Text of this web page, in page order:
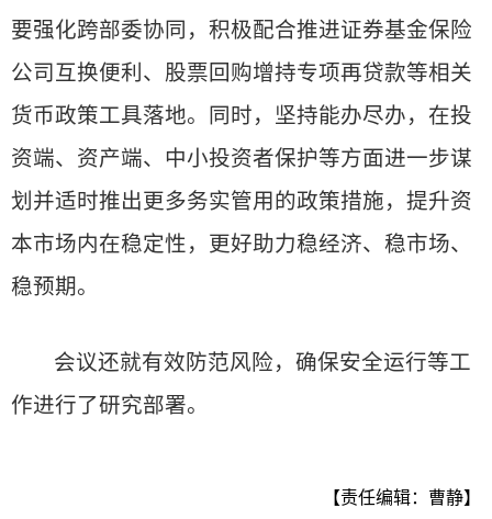
要强化跨部委协同，积极配合推进证券基金保险
公司互换便利、股票回购增持专项再贷款等相关
货币政策工具落地。同时，坚持能办尽办，在投
资端、资产端、中小投资者保护等方面进一步谋
划并适时推出更多务实管用的政策措施，提升资
本市场内在稳定性，更好助力稳经济、稳市场、
稳预期。
会议还就有效防范风险，确保安全运行等工
作进行了研究部署。
【责任编辑：曹静】